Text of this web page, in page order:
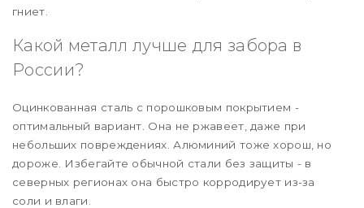
гниет.
Какой металл лучше для забора в
России?
Оцинкованная сталь с порошковым покрытием -
оптимальный вариант. Она не ржавеет, даже при
небольших повреждениях. Алюминий тоже хорош, но
дороже. Избегайте обычной стали без защиты - в
северных регионах она быстро корродирует из-за
соли и влаги.